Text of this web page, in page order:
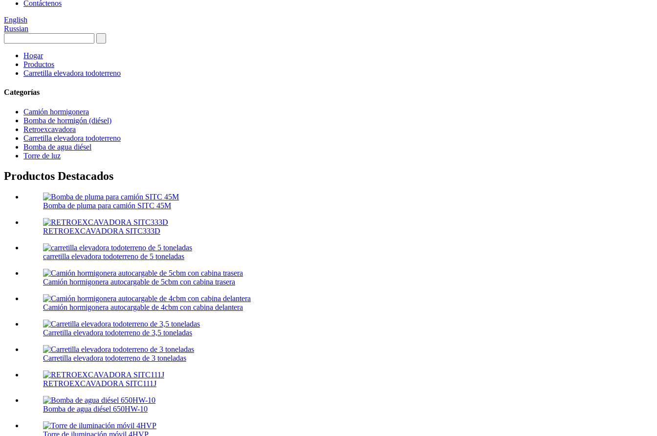
Contáctenos
English
Russian
Hogar
Productos
Carretilla elevadora todoterreno
Categorías
Camión hormigonera
Bomba de hormigón (diésel)
Retroexcavadora
Carretilla elevadora todoterreno
Bomba de agua diésel
Torre de luz
Productos Destacados
Bomba de pluma para camión SITC 45M
RETROEXCAVADORA SITC333D
carretilla elevadora todoterreno de 5 toneladas
Camión hormigonera autocargable de 5cbm con cabina trasera
Camión hormigonera autocargable de 4cbm con cabina delantera
Carretilla elevadora todoterreno de 3,5 toneladas
Carretilla elevadora todoterreno de 3 toneladas
RETROEXCAVADORA SITC111J
Bomba de agua diésel 650HW-10